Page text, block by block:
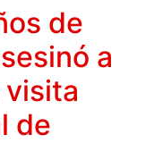
de
a
de